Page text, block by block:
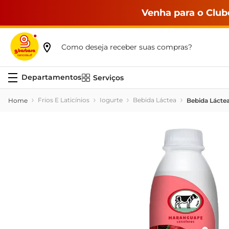
Venha para o
Como deseja receber suas compras?
Serviços
Frios E Laticínios Iogurte Bebida Láctea Bebida